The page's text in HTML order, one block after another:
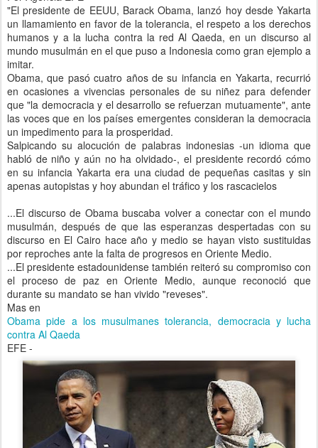
"El presidente de EEUU, Barack Obama, lanzó hoy desde Yakarta
un llamamiento en favor de la tolerancia, el respeto a los derechos
humanos y a la lucha contra la red Al Qaeda, en un discurso al
mundo musulmán en el que puso a Indonesia como gran ejemplo a
imitar.
Obama, que pasó cuatro años de su infancia en Yakarta, recurrió
en ocasiones a vivencias personales de su niñez para defender
que "la democracia y el desarrollo se refuerzan mutuamente", ante
las voces que en los países emergentes consideran la democracia
un impedimento para la prosperidad.
Salpicando su alocución de palabras indonesias -un idioma que
habló de niño y aún no ha olvidado-, el presidente recordó cómo
en su infancia Yakarta era una ciudad de pequeñas casitas y sin
apenas autopistas y hoy abundan el tráfico y los rascacielos
...El discurso de Obama buscaba volver a conectar con el mundo
musulmán, después de que las esperanzas despertadas con su
discurso en El Cairo hace año y medio se hayan visto sustituidas
por reproches ante la falta de progresos en Oriente Medio.
...El presidente estadounidense también reiteró su compromiso con
el proceso de paz en Oriente Medio, aunque reconoció que
durante su mandato se han vivido "reveses".
Mas en
Obama pide a los musulmanes tolerancia, democracia y lucha
contra Al Qaeda
EFE - ‎